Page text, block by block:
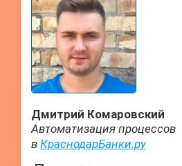
Дмитрий Комаровский
Автоматизация процессов
в КраснодарБанки.ру